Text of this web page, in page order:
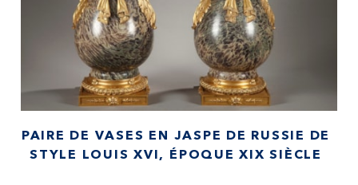
PAIRE DE VASES EN JASPE DE RUSSIE DE
STYLE LOUIS XVI, ÉPOQUE XIX SIÈCLE